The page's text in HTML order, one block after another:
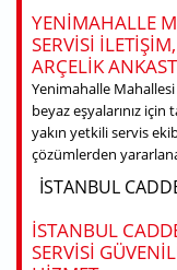
YENIMAHALLE
SERVISI
ARÇELIK
Yenimahalle
beyaz eşyalarınız
yakın yetkili servis
çözümlerden
İSTANBUL
İSTANBUL
SERVISI